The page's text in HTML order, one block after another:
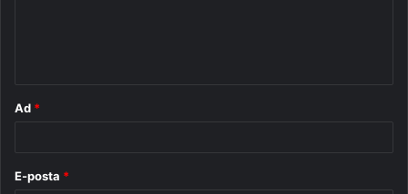
Ad *
E-posta *